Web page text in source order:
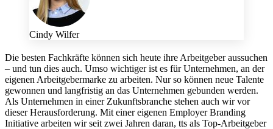
Cindy Wilfer
Die besten Fachkräfte können sich heute ihre Arbeitgeber aussuchen
– und tun dies auch. Umso wichtiger ist es für Unternehmen, an der
eigenen Arbeitgebermarke zu arbeiten. Nur so können neue Talente
gewonnen und langfristig an das Unternehmen gebunden werden.
Als Unternehmen in einer Zukunftsbranche stehen auch wir vor
dieser Herausforderung. Mit einer eigenen Employer Branding
Initiative arbeiten wir seit zwei Jahren daran, tts als Top-Arbeitgeber